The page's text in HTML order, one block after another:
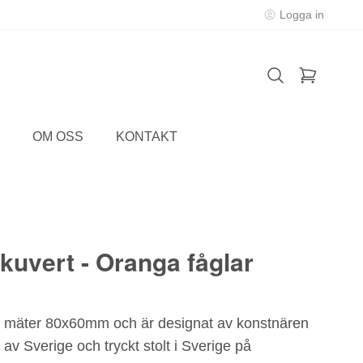
Logga in
OM OSS KONTAKT
- Oranga fåglar
80x60mm och är designat av konstnären
Sverige och tryckt stolt i Sverige på